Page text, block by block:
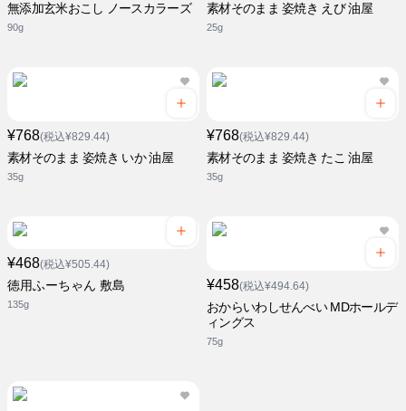
無添加玄米おこし ノースカラーズ
90g
素材そのまま 姿焼き えび 油屋
25g
¥768(税込¥829.44)
素材そのまま 姿焼き いか 油屋
35g
¥768(税込¥829.44)
素材そのまま 姿焼き たこ 油屋
35g
¥468(税込¥505.44)
徳用ふーちゃん 敷島
135g
¥458(税込¥494.64)
おからいわしせんべい MDホールデ
ィングス
75g